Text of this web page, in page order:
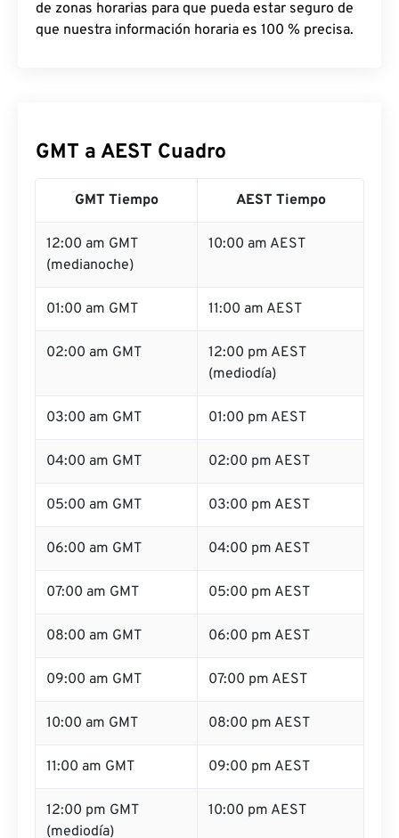
de zonas horarias para que pueda estar seguro de
que nuestra información horaria es 100 % precisa.
GMT a AEST Cuadro
GMT Tiempo AEST Tiempo
12:00 am GMT
(medianoche)
10:00 am AEST
01:00 am GMT 11:00 am AEST
02:00 am GMT
12:00 pm AEST
(mediodía)
03:00 am GMT 01:00 pm AEST
04:00 am GMT 02:00 pm AEST
05:00 am GMT 03:00 pm AEST
06:00 am GMT 04:00 pm AEST
07:00 am GMT 05:00 pm AEST
08:00 am GMT 06:00 pm AEST
09:00 am GMT 07:00 pm AEST
10:00 am GMT 08:00 pm AEST
11:00 am GMT 09:00 pm AEST
12:00 pm GMT
(mediodía)
10:00 pm AEST